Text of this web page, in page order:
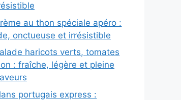
au thon spéciale apéro :
onctueuse et irrésistible
haricots verts, tomates
: fraîche, légère et pleine
portugais express :